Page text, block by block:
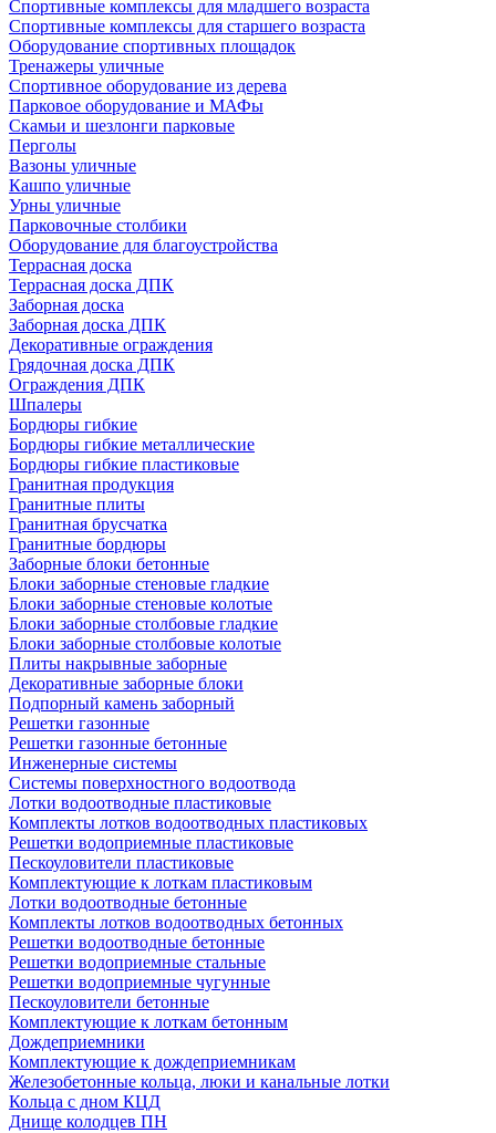
Спортивные комплексы для младшего возраста
Спортивные комплексы для старшего возраста
Оборудование спортивных площадок
Тренажеры уличные
Спортивное оборудование из дерева
Парковое оборудование и МАФы
Скамьи и шезлонги парковые
Перголы
Вазоны уличные
Кашпо уличные
Урны уличные
Парковочные столбики
Оборудование для благоустройства
Террасная доска
Террасная доска ДПК
Заборная доска
Заборная доска ДПК
Декоративные ограждения
Грядочная доска ДПК
Ограждения ДПК
Шпалеры
Бордюры гибкие
Бордюры гибкие металлические
Бордюры гибкие пластиковые
Гранитная продукция
Гранитные плиты
Гранитная брусчатка
Гранитные бордюры
Заборные блоки бетонные
Блоки заборные стеновые гладкие
Блоки заборные стеновые колотые
Блоки заборные столбовые гладкие
Блоки заборные столбовые колотые
Плиты накрывные заборные
Декоративные заборные блоки
Подпорный камень заборный
Решетки газонные
Решетки газонные бетонные
Инженерные системы
Системы поверхностного водоотвода
Лотки водоотводные пластиковые
Комплекты лотков водоотводных пластиковых
Решетки водоприемные пластиковые
Пескоуловители пластиковые
Комплектующие к лоткам пластиковым
Лотки водоотводные бетонные
Комплекты лотков водоотводных бетонных
Решетки водоотводные бетонные
Решетки водоприемные стальные
Решетки водоприемные чугунные
Пескоуловители бетонные
Комплектующие к лоткам бетонным
Дождеприемники
Комплектующие к дождеприемникам
Железобетонные кольца, люки и канальные лотки
Кольца с дном КЦД
Днище колодцев ПН